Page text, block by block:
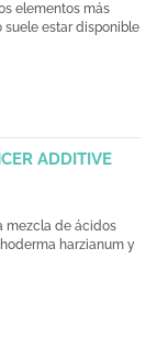
elementos más
suele estar disponible
ADDITIVE
mezcla de ácidos
harzianum y